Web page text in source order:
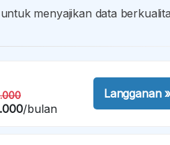
menyajikan data
/bulan
Langganan»